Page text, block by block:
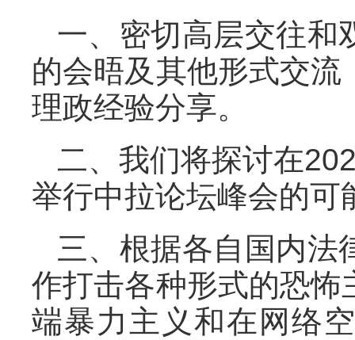
一、密切高层交往和
的会晤及其他形式交
理政经验分享。
二、我们将探讨在
举行中拉论坛峰会的可
三、根据各自国内法
作打击各种形式的恐
端暴力主义和在网络